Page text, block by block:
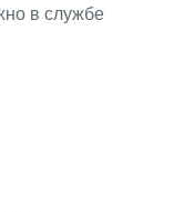
в службе